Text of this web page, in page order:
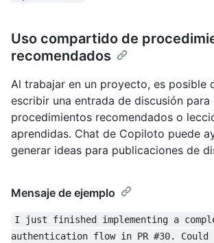
Uso compartido de
recomendados
Al trabajar en un proyecto, es posible
escribir una entrada de discusión
procedimientos recomendados o
aprendidas. Chat de Copiloto puede
generar ideas para publicaciones de
Mensaje de ejemplo
I just finished implementing a
authentication flow in PR #30.